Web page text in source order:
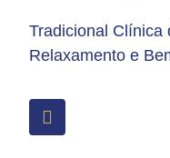
Tradicional Clínica
Relaxamento e